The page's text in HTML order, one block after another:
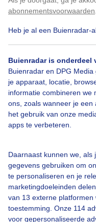
abonnementsvoorwaarden
Heb je al een Buienradar-
Buienradar is onderdeel
Buienradar en DPG
je apparaat, locatie,
informatie combineren we
ons, zoals wanneer je een
het gebruik van onze
apps te verbeteren.
Daarnaast kunnen we,
gegevens gebruiken om
te personaliseren en je
marketingdoeleinden
van 13 externe
toestemming. Onze 114
voor gepersonaliseerde
Over Buienradar
Bedrijfsgegevens
Veelgestelde vragen
Contact
Toegankelijkheid
Buienradar Team
Privacy beleid
Cookie beleid
Privacy instellingen
Klik hier